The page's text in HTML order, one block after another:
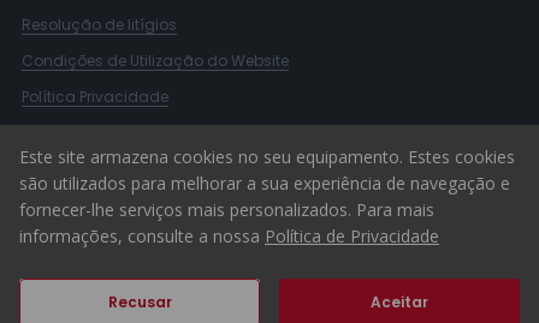
Resolução de litígios
Condições de Utilização do Website
Política Privacidade
Canal de Denúncias
© 2026 ERA Portugal
Este site armazena cookies no seu equipamento. Estes cookies
são utilizados para melhorar a sua experiência de navegação e
fornecer-lhe serviços mais personalizados. Para mais
informações, consulte a nossa Política de Privacidade
Recusar Aceitar